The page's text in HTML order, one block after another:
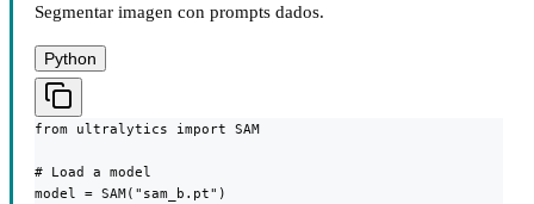
Segmentar imagen con prompts dados.
Python
from ultralytics import SAM
# Load a model
model = SAM("sam_b.pt")